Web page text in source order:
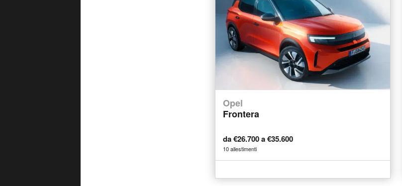
Opel
Frontera
da €26.700 a €35.600
10 allestimenti